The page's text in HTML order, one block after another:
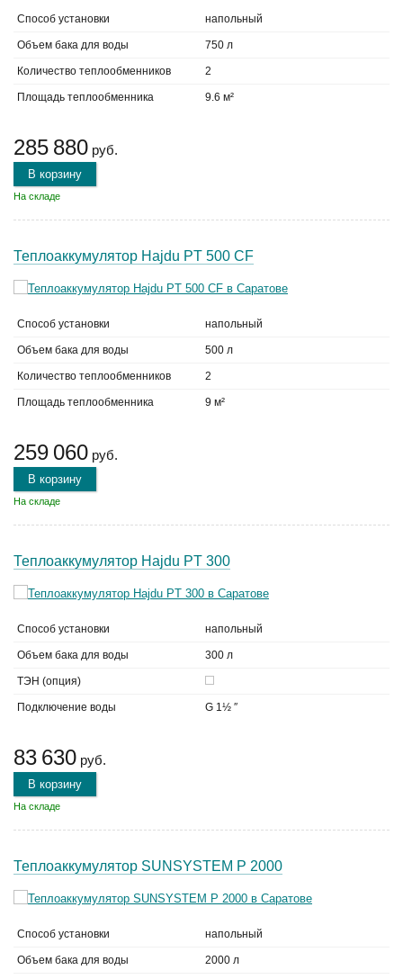
Способ установки напольный
Объем бака для воды 750 л
Количество теплообменников 2
Площадь теплообменника 9.6 м²
285 880 руб.
В корзину
На складе
Теплоаккумулятор Hajdu PT 500 CF
Способ установки напольный
Объем бака для воды 500 л
Количество теплообменников 2
Площадь теплообменника 9 м²
259 060 руб.
В корзину
На складе
Теплоаккумулятор Hajdu PT 300
Способ установки напольный
Объем бака для воды 300 л
ТЭН (опция)
Подключение воды G 1½ ″
83 630 руб.
В корзину
На складе
Теплоаккумулятор SUNSYSTEM P 2000
Способ установки напольный
Объем бака для воды 2000 л